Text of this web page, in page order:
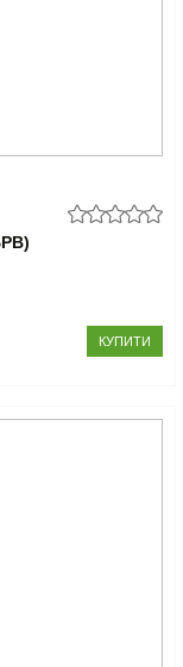
КУПИТИ